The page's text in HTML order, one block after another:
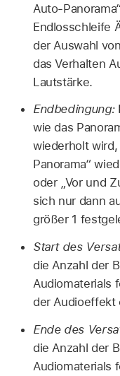
Auto-
Endlosschleife
der Auswahl
das Verhalten
Lautstärke.
Endbedingung:
wie das
wiederholt
Panorama“
oder „Vor und
sich nur dann
größer 1
Start des
die Anzahl der
Audiomaterials
der Audioeffekt
Ende des
die Anzahl der
Audiomaterials